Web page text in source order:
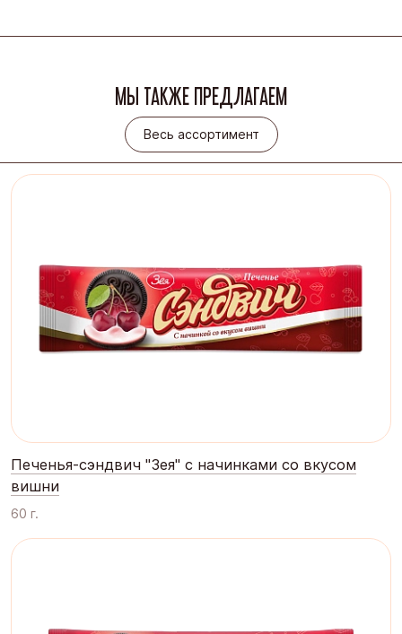
МЫ ТАКЖЕ ПРЕДЛАГАЕМ
Весь ассортимент
Весь ассортимент
Печенья-сэндвич "Зея" с начинками со вкусом
вишни
60 г.